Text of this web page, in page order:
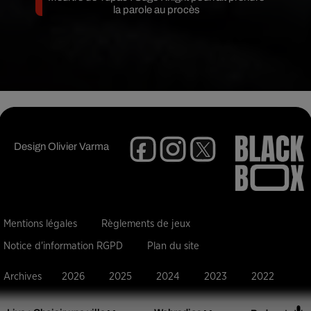
la parole au procès
DesignOlivier Varma
Mentions légales Règlements de jeux
Notice d'information RGPD Plan du site
Archives 2026 2025 2024 2023 2022